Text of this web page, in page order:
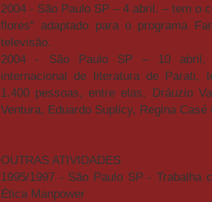
2004 - São Paulo SP – 4 abril. – tem o
flores" adaptado para o programa
televisão.
2004 - São Paulo SP – 10 abril.
internacional de literatura de Parati,
1.400 pessoas, entre elas, Dráuzio
Ventura, Eduardo Suplicy, Regina Casé
OUTRAS ATIVIDADES
1995/1997 - São Paulo SP - Trabalha
Ética Manpower